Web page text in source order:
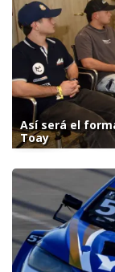
Así será el
Toay